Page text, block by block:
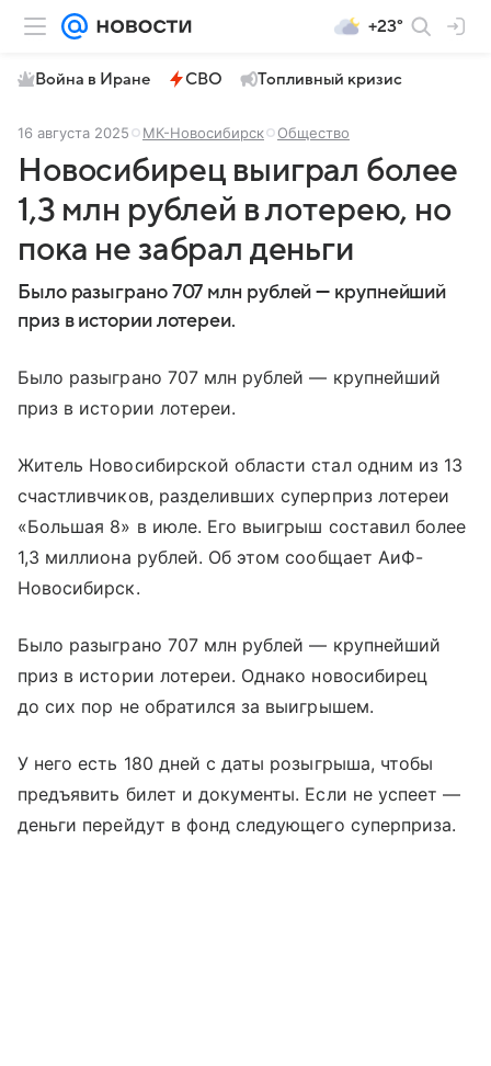
+23°
Война в Иране СВО Топливный кризис
16 августа 2025 МК-Новосибирск Общество
Новосибирец выиграл более
1,3 млн рублей в лотерею, но
пока не забрал деньги
Было разыграно 707 млн рублей — крупнейший
приз в истории лотереи.
Было разыграно 707 млн рублей — крупнейший
приз в истории лотереи.
Житель Новосибирской области стал одним из 13
счастливчиков, разделивших суперприз лотереи
«Большая 8» в июле. Его выигрыш составил более
1,3 миллиона рублей. Об этом сообщает АиФ-
Новосибирск.
Было разыграно 707 млн рублей — крупнейший
приз в истории лотереи. Однако новосибирец
до сих пор не обратился за выигрышем.
У него есть 180 дней с даты розыгрыша, чтобы
предъявить билет и документы. Если не успеет —
деньги перейдут в фонд следующего суперприза.